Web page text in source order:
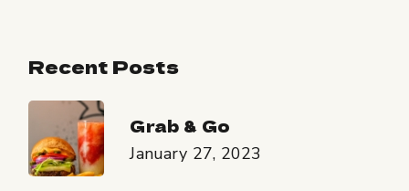
Recent Posts
Grab & Go
January 27, 2023